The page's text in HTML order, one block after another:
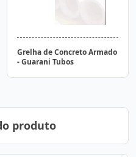
Grelha de Concreto Armado
- Guarani Tubos
produto